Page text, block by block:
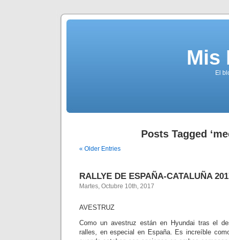
Mis
El
Posts Tagged
« Older Entries
RALLYE DE ESPAÑA-CATALUÑA
Martes, Octubre 10th, 2017
AVESTRUZ
Como un avestruz están en Hyundai tras el
ralles, en especial en España. Es increíble